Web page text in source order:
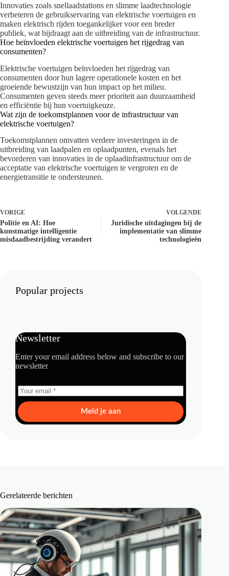
Innovaties zoals snellaadstations en slimme laadtechnologie
verbeteren de gebruikservaring van elektrische voertuigen en
maken elektrisch rijden toegankelijker voor een breder
publiek, wat bijdraagt aan de uitbreiding van de infrastructuur.
Hoe beïnvloeden elektrische voertuigen het rijgedrag van
consumenten?
Elektrische voertuigen beïnvloeden het rijgedrag van
consumenten door hun lagere operationele kosten en het
groeiende bewustzijn van hun impact op het milieu.
Consumenten geven steeds meer prioriteit aan duurzaamheid
en efficiëntie bij hun voertuigkeuze.
Wat zijn de toekomstplannen voor de infrastructuur van
elektrische voertuigen?
Toekomstplannen omvatten verdere investeringen in de
uitbreiding van laadpalen en oplaadpunten, evenals het
bevorderen van innovaties in de oplaadinfrastructuur om de
acceptatie van elektrische voertuigen te vergroten en de
energietransitie te ondersteunen.
VORIGE
Politie en AI: Hoe
kunstmatige intelligentie
misdaadbestrijding verandert
VOLGENDE
Juridische uitdagingen bij de
implementatie van slimme
technologieën
Popular projects
Newsletter
Enter your email address below and subscribe to our
newsletter
Meld je aan
Gerelateerde berichten